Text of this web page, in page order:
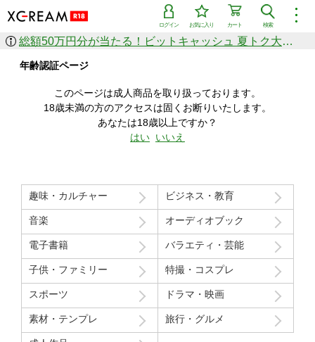
︙
検索
カート
お気に入り
ログイン
作品を探す
ジャンル
シリーズ
人気のセール中商品
新着セール中商品
すべての作品から探す
価格の安い順
価格の高い順
月間ランキング
年間ランキング
総額50万円分が当たる！ビットキャッシュ 夏トク大感謝祭
年齢認証ページ
このページは成人商品を取り扱っております。
18歳未満の方のアクセスは固くお断りいたします。
あなたは18歳以上ですか？
はい いいえ
趣味・カルチャー ビジネス・教育
音楽 オーディオブック
電子書籍 バラエティ・芸能
子供・ファミリー 特撮・コスプレ
スポーツ ドラマ・映画
素材・テンプレ 旅行・グルメ